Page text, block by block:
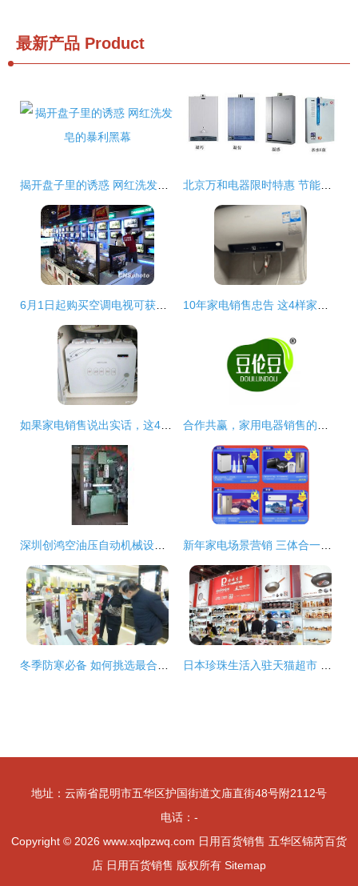
最新产品 Product
地址：云南省昆明市五华区护国街道文庙直街48号附2112号
电话：-
Copyright © 2026 www.xqlpzwq.com 日用百货销售 五华区锦芮百货
店 日用百货销售 版权所有 Sitemap